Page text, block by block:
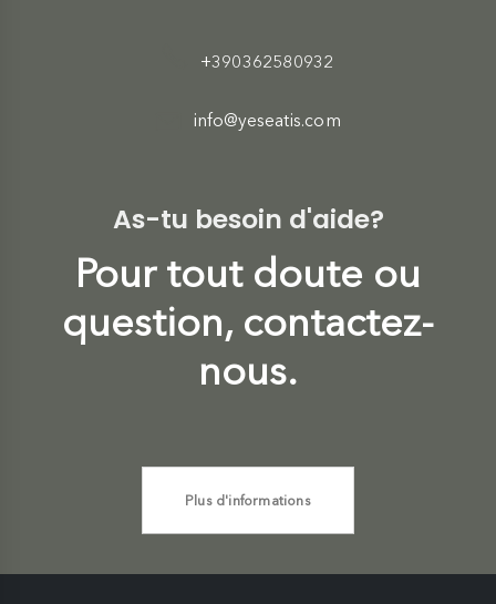
+390362580932
info@yeseatis.com
As-tu besoin d'aide?
Pour tout doute ou
question, contactez-
nous.
Plus d'informations